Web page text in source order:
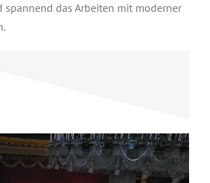
das Arbeiten mit moderner